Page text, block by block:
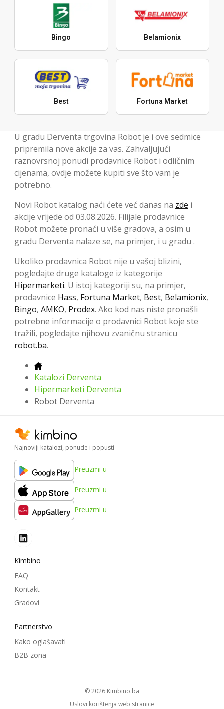
Bingo Belamionix
Best Fortuna Market
U gradu Derventa trgovina Robot je i ove sedmice
pripremila nove akcije za vas. Zahvaljujući
raznovrsnoj ponudi prodavnice Robot i odličnim
cijenama, ovdje možete kupiti sve što vam je
potrebno.
Novi Robot katalog naći ćete već danas na zde i
akcije vrijede od 03.08.2026. Filijale prodavnice
Robot možete pronaći u više gradova, a osim u
gradu Derventa nalaze se, na primjer, i u gradu .
Ukoliko prodavnica Robot nije u vašoj blizini,
pogledajte druge kataloge iz kategorije
Hipermarketi. U istoj kategoriji su, na primjer,
prodavnice Hass, Fortuna Market, Best, Belamionix,
Bingo, AMKO, Prodex. Ako kod nas niste pronašli
potrebne informacije o prodavnici Robot koje ste
tražili, pogledajte njihovu zvaničnu stranicu
robot.ba.
Katalozi Derventa
Hipermarketi Derventa
Robot Derventa
Najnoviji katalozi, ponude i popusti
Preuzmi u
Preuzmi u
Preuzmi u
Kimbino
FAQ
Kontakt
Gradovi
Partnerstvo
Kako oglašavati
B2B zona
© 2026 kimbino.ba
Uslovi korištenja web stranice